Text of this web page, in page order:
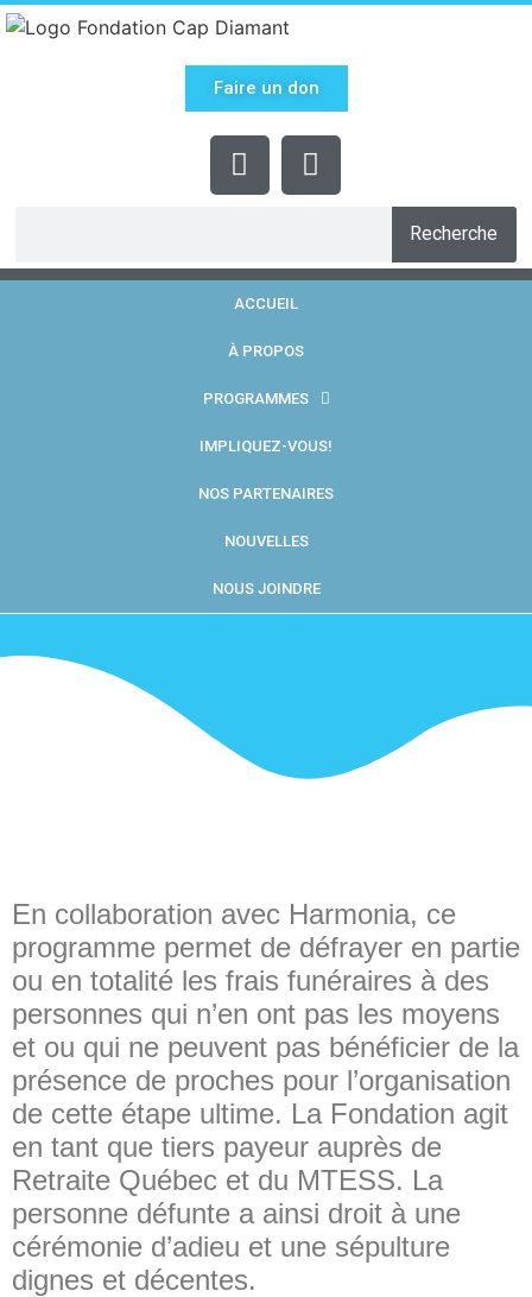
Faire un don
Recherche
ACCUEIL
À PROPOS
PROGRAMMES
IMPLIQUEZ-VOUS!
NOS PARTENAIRES
NOUVELLES
NOUS JOINDRE
En collaboration avec Harmonia, ce
programme permet de défrayer en partie
ou en totalité les frais funéraires à des
personnes qui n’en ont pas les moyens
et ou qui ne peuvent pas bénéficier de la
présence de proches pour l’organisation
de cette étape ultime. La Fondation agit
en tant que tiers payeur auprès de
Retraite Québec et du MTESS. La
personne défunte a ainsi droit à une
cérémonie d’adieu et une sépulture
dignes et décentes.